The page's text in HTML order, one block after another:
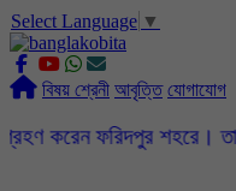
Select Language ▼
বিষয় শ্রেনী আবৃত্তি যোগাযোগ
ফরিদপুর শহরে। তার